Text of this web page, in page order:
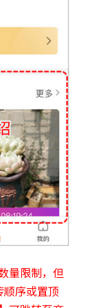
量限制，但
顺序或置顶